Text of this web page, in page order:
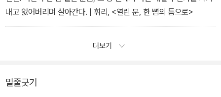
내고 잃어버리며 살아간다. | 휘리, <열린 문, 한 뼘의 틈으로>
더보기
밑줄긋기